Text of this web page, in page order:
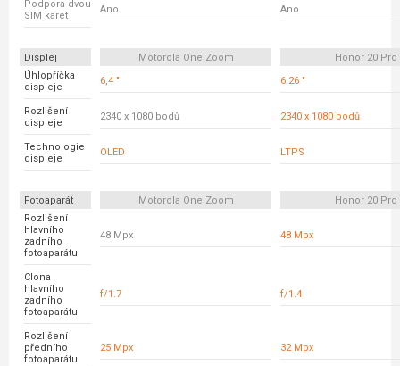
Podpora dvou
SIM karet
Ano Ano
Displej Motorola One Zoom
Honor 20 Pro
Úhlopříčka
displeje
6,4 " 6.26 "
Rozlišení
displeje
2340 x 1080 bodů 2340 x 1080 bodů
Technologie
displeje
OLED LTPS
Fotoaparát Motorola One Zoom
Honor 20 Pro
Rozlišení
hlavního
zadního
fotoaparátu
48 Mpx 48 Mpx
Clona
hlavního
zadního
fotoaparátu
f/1.7 f/1.4
Rozlišení
předního
fotoaparátu
25 Mpx 32 Mpx